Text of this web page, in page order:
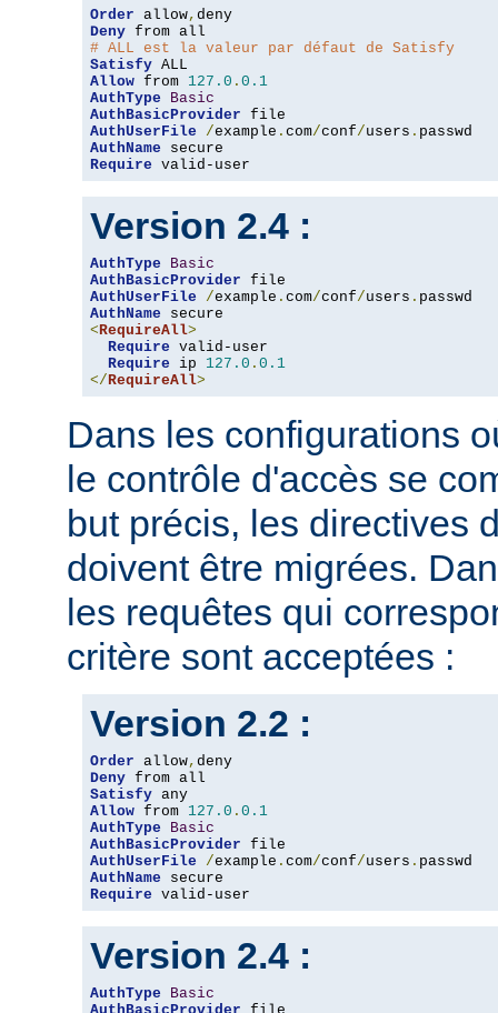
Order allow,
Deny
# ALL est la valeur par défaut de Satisfy
Satisfy
Allow from 127.0 . 0.1
AuthType
Basic
AuthBasicProvider
AuthUserFile
/example . com/conf/users .
AuthName
Require valid-user
Version 2.4 :
AuthType
Basic
AuthBasicProvider
AuthUserFile
/example . com/conf/users .
AuthName
<RequireAll>
Require valid-user
Require ip 127.0 . 0.1
</RequireAll>
Dans les configurations
le contrôle d'accès se
but précis, les directives
doivent être migrées.
les requêtes qui
critère sont acceptées :
Version 2.2 :
Order allow,
Deny
Satisfy
Allow from 127.0 . 0.1
AuthType
Basic
AuthBasicProvider
AuthUserFile
/example . com/conf/users .
AuthName
Require valid-user
Version 2.4 :
AuthType
Basic